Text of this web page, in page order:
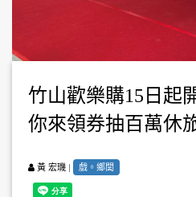
竹山歡樂購15日起
你來領券抽百萬休
黃 宏璣 | 戲。鄉閭